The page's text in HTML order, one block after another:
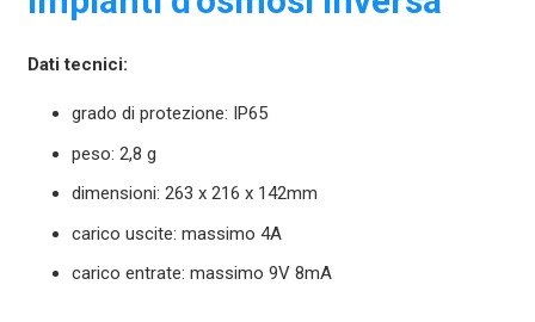
Dati tecnici:
grado di protezione: IP65
peso: 2,8 g
dimensioni: 263 x 216 x 142mm
carico uscite: massimo 4A
carico entrate: massimo 9V 8mA